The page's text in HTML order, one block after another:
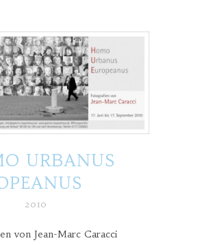
URBANUS
2010
von Jean-Marc Caracci